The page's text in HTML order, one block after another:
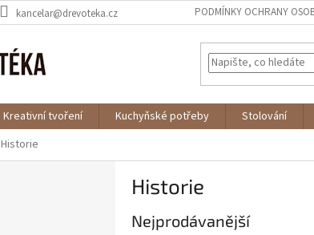
kancelar@drevoteka.cz PODMÍNKY OCHRANY
Kreativní tvoření Kuchyňské potřeby Stolování
Historie
Historie
Nejprodávanější